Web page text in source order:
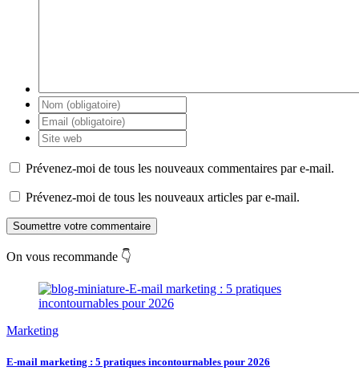
Prévenez-moi de tous les nouveaux commentaires par e-mail.
Prévenez-moi de tous les nouveaux articles par e-mail.
Soumettre votre commentaire
On vous recommande 👇
Marketing
E-mail marketing : 5 pratiques incontournables pour 2026